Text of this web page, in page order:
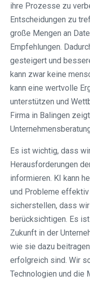
ihre Prozesse zu
Entscheidungen zu
große Mengen an
Empfehlungen.
gesteigert und
kann zwar keine
kann eine wertvolle
unterstützen und
Firma in Balingen
Es ist wichtig, dass
Herausforderungen
informieren. KI kann
und Probleme
sicherstellen, dass
berücksichtigen. Es
Zukunft in der
wie sie dazu
erfolgreich sind. Wir
Technologien und die